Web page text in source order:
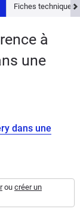
Fiches techniques
à
une
dans une
ou créer un